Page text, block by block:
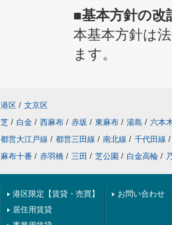
■基本方針の改
本基本方針は
ます。
港区 / 文京区
芝 / 白金 / 西麻布 / 赤坂 / 東麻布 / 湯島 / 六本
都営大江戸線 / 都営三田線 / 南北線 / 千代田線 /
麻布十番 / 赤羽橋 / 三田 / 芝公園 / 白金高輪 /
港区限定【賃貸・売買】
居住用賃貸
お問い合わせ